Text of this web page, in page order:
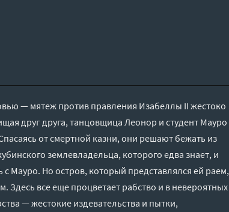
— мятеж против правления Изабеллы II жестоко
друг друга, танцовщица Леонор и студент Мауро
от смертной казни, они решают бежать из
землевладельца, которого едва знает, и
с Мауро. Но остров, который представлялся ей раем,
Здесь все еще процветает рабство и в невероятных
— жестокие издевательства и пытки,